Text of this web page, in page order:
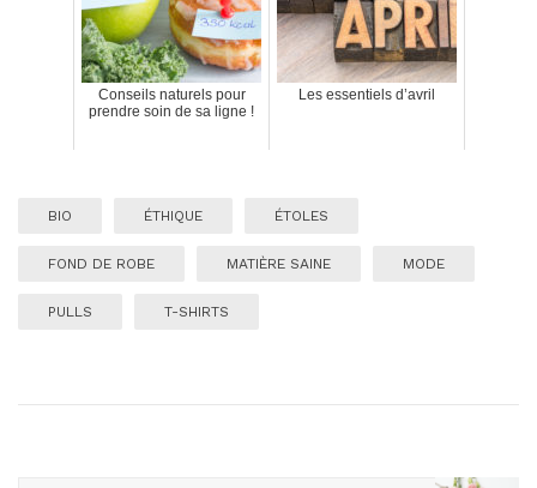
Conseils naturels pour
prendre soin de sa ligne !
Les essentiels d’avril
BIO ÉTHIQUE ÉTOLES
FOND DE ROBE MATIÈRE SAINE MODE
PULLS T-SHIRTS